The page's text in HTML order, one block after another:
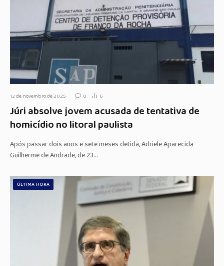
12 de novembro de 2025 0 6
Júri absolve jovem acusada de tentativa de
homicídio no litoral paulista
Após passar dois anos e sete meses detida, Adriele Aparecida
Guilherme de Andrade, de 23…
ÚLTIMA HORA